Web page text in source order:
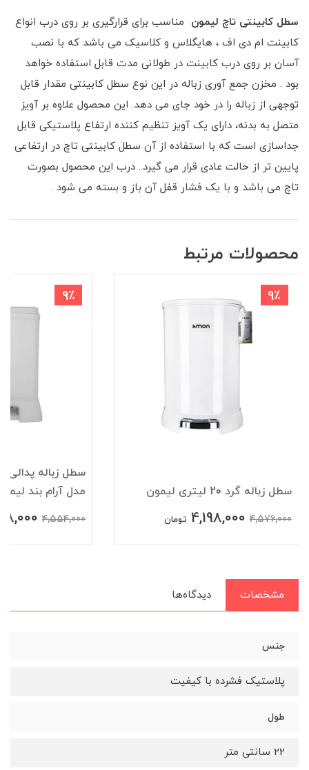
سطل کابینتی تاچ لیمون مناسب برای قرارگیری بر روی درب انواع
کابینت ام دی اف ، هایگلاس و کلاسیک می باشد که با نصب
آسان بر روی درب کابینت در طولانی مدت قابل استفاده خواهد
بود . مخزن جمع آوری زباله در این نوع سطل کابینتی مقدار قابل
توجهی از زباله را در خود جای می دهد. این محصول علاوه بر آویز
متصل به بدنه، دارای یک آویز تنظیم کننده ارتفاع پلاستیکی قابل
جداسازی است که با استفاده از آن سطل کابینتی تاچ در ارتفاعی
پایین تر از حالت عادی قرار می گیرد.. درب این محصول بصورت
تاچ می باشد و با یک فشار قفل آن باز و بسته می شود .
محصولات مرتبط
9٪
سطل زباله گرد 20 لیتری لیمون
4,576,000
4,198,000 تومان
9٪
مدل آرام بند
4,554,000
مشخصات دیدگاه‌ها
جنس
پلاستیک فشرده با کیفیت
طول
22 سانتی متر